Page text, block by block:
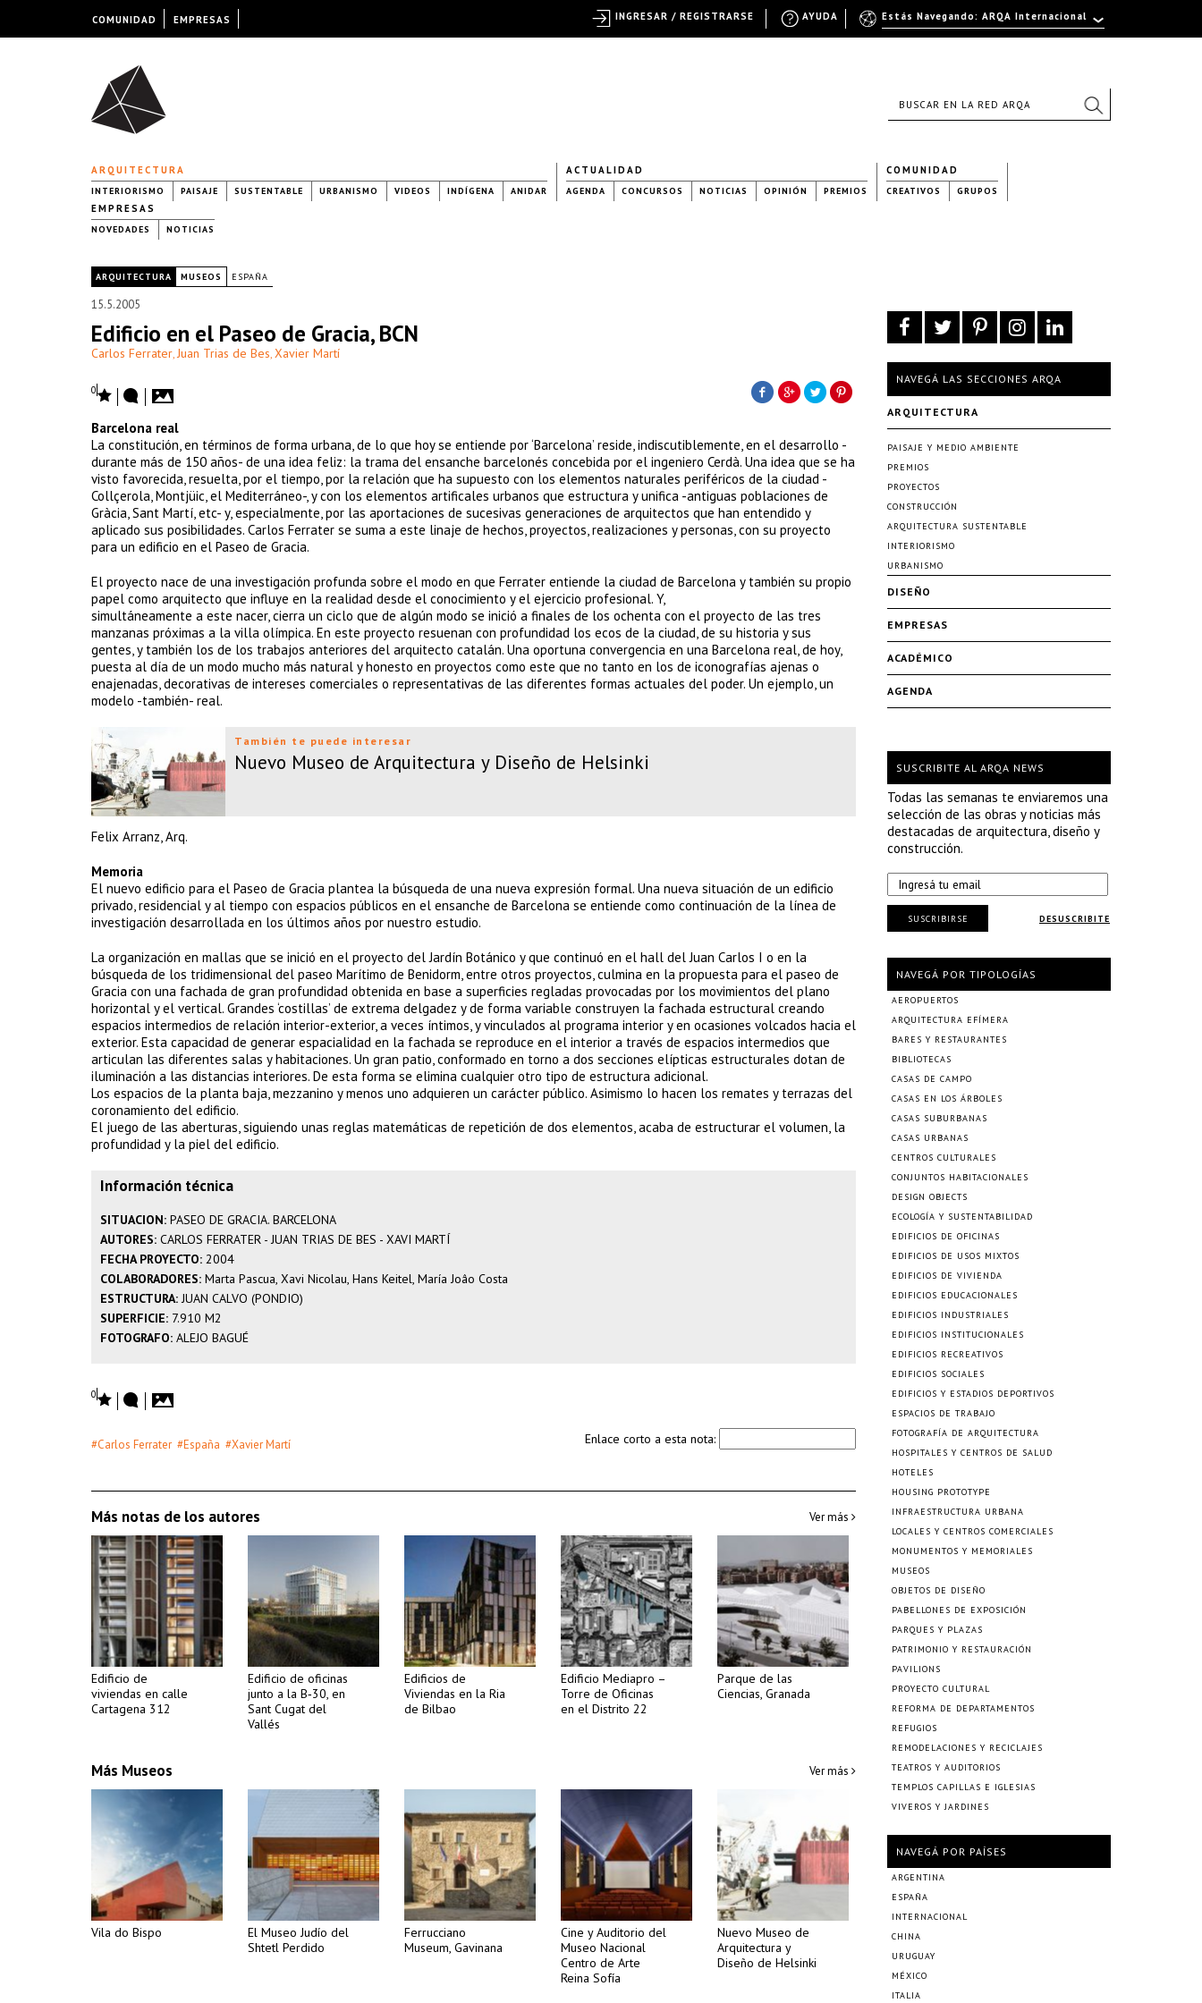
ARQUITECTURA
INTERIORISMO PAISAJE SUSTENTABLE URBANISMO VIDEOS INDÍGENA ANIDAR
ACTUALIDAD
AGENDA CONCURSOS NOTICIAS OPINIÓN PREMIOS
COMUNIDAD
CREATIVOS GRUPOS
EMPRESAS
NOVEDADES NOTICIAS
ARQUITECTURA MUSEOS ESPAÑA
15.5.2005
Edificio en el Paseo de Gracia, BCN
Carlos Ferrater, Juan Trias de Bes, Xavier Martí
0
Barcelona real
La constitución, en términos de forma urbana, de lo que hoy se entiende por ‘Barcelona’ reside, indiscutiblemente, en el desarrollo -
durante más de 150 años- de una idea feliz: la trama del ensanche barcelonés concebida por el ingeniero Cerdà. Una idea que se ha
visto favorecida, resuelta, por el tiempo, por la relación que ha supuesto con los elementos naturales periféricos de la ciudad -
Collçerola, Montjüic, el Mediterráneo-, y con los elementos artificales urbanos que estructura y unifica -antiguas poblaciones de
Gràcia, Sant Martí, etc- y, especialmente, por las aportaciones de sucesivas generaciones de arquitectos que han entendido y
aplicado sus posibilidades. Carlos Ferrater se suma a este linaje de hechos, proyectos, realizaciones y personas, con su proyecto
para un edificio en el Paseo de Gracia.
El proyecto nace de una investigación profunda sobre el modo en que Ferrater entiende la ciudad de Barcelona y también su propio
papel como arquitecto que influye en la realidad desde el conocimiento y el ejercicio profesional. Y,
simultáneamente a este nacer, cierra un ciclo que de algún modo se inició a finales de los ochenta con el proyecto de las tres
manzanas próximas a la villa olímpica. En este proyecto resuenan con profundidad los ecos de la ciudad, de su historia y sus
gentes, y también los de los trabajos anteriores del arquitecto catalán. Una oportuna convergencia en una Barcelona real, de hoy,
puesta al día de un modo mucho más natural y honesto en proyectos como este que no tanto en los de iconografías ajenas o
enajenadas, decorativas de intereses comerciales o representativas de las diferentes formas actuales del poder. Un ejemplo, un
modelo -también- real.
También te puede interesar
Nuevo Museo de Arquitectura y Diseño de Helsinki
Felix Arranz, Arq.
Memoria
El nuevo edificio para el Paseo de Gracia plantea la búsqueda de una nueva expresión formal. Una nueva situación de un edificio
privado, residencial y al tiempo con espacios públicos en el ensanche de Barcelona se entiende como continuación de la línea de
investigación desarrollada en los últimos años por nuestro estudio.
La organización en mallas que se inició en el proyecto del Jardín Botánico y que continuó en el hall del Juan Carlos I o en la
búsqueda de los tridimensional del paseo Marítimo de Benidorm, entre otros proyectos, culmina en la propuesta para el paseo de
Gracia con una fachada de gran profundidad obtenida en base a superficies regladas provocadas por los movimientos del plano
horizontal y el vertical. Grandes ‘costillas’ de extrema delgadez y de forma variable construyen la fachada estructural creando
espacios intermedios de relación interior-exterior, a veces íntimos, y vinculados al programa interior y en ocasiones volcados hacia el
exterior. Esta capacidad de generar espacialidad en la fachada se reproduce en el interior a través de espacios intermedios que
articulan las diferentes salas y habitaciones. Un gran patio, conformado en torno a dos secciones elípticas estructurales dotan de
iluminación a las distancias interiores. De esta forma se elimina cualquier otro tipo de estructura adicional.
Los espacios de la planta baja, mezzanino y menos uno adquieren un carácter público. Asimismo lo hacen los remates y terrazas del
coronamiento del edificio.
El juego de las aberturas, siguiendo unas reglas matemáticas de repetición de dos elementos, acaba de estructurar el volumen, la
profundidad y la piel del edificio.
Información técnica
SITUACION: PASEO DE GRACIA. BARCELONA
AUTORES: CARLOS FERRATER - JUAN TRIAS DE BES - XAVI MARTÍ
FECHA PROYECTO: 2004
COLABORADORES: Marta Pascua, Xavi Nicolau, Hans Keitel, María Joâo Costa
ESTRUCTURA:JUAN CALVO (PONDIO)
SUPERFICIE: 7.910 M2
FOTOGRAFO: ALEJO BAGUÉ
0
#Carlos Ferrater #España #Xavier Martí Enlace corto a esta nota:
Más notas de los autores Ver más
Edificio de
viviendas en calle
Cartagena 312
Edificio de oficinas
junto a la B‐30, en
Sant Cugat del
Vallés
Edificios de
Viviendas en la Ria
de Bilbao
Edificio Mediapro –
Torre de Oficinas
en el Distrito 22
Parque de las
Ciencias, Granada
Más Museos Ver más
Vila do Bispo
El Museo Judío del
Shtetl Perdido
Ferrucciano
Museum, Gavinana
Cine y Auditorio del
Museo Nacional
Centro de Arte
Reina Sofía
Nuevo Museo de
Arquitectura y
Diseño de Helsinki
NAVEGÁ LAS SECCIONES ARQA
ARQUITECTURA
PAISAJE Y MEDIO AMBIENTE
PREMIOS
PROYECTOS
CONSTRUCCIÓN
ARQUITECTURA SUSTENTABLE
INTERIORISMO
URBANISMO
DISEÑO
EMPRESAS
ACADÉMICO
AGENDA
SUSCRIBITE AL ARQA NEWS
Todas las semanas te enviaremos una
selección de las obras y noticias más
destacadas de arquitectura, diseño y
construcción.
DESUSCRIBITE
SUSCRIBIRSE
NAVEGÁ POR TIPOLOGÍAS
AEROPUERTOS
ARQUITECTURA EFÍMERA
BARES Y RESTAURANTES
BIBLIOTECAS
CASAS DE CAMPO
CASAS EN LOS ÁRBOLES
CASAS SUBURBANAS
CASAS URBANAS
CENTROS CULTURALES
CONJUNTOS HABITACIONALES
DESIGN OBJECTS
ECOLOGÍA Y SUSTENTABILIDAD
EDIFICIOS DE OFICINAS
EDIFICIOS DE USOS MIXTOS
EDIFICIOS DE VIVIENDA
EDIFICIOS EDUCACIONALES
EDIFICIOS INDUSTRIALES
EDIFICIOS INSTITUCIONALES
EDIFICIOS RECREATIVOS
EDIFICIOS SOCIALES
EDIFICIOS Y ESTADIOS DEPORTIVOS
ESPACIOS DE TRABAJO
FOTOGRAFÍA DE ARQUITECTURA
HOSPITALES Y CENTROS DE SALUD
HOTELES
HOUSING PROTOTYPE
INFRAESTRUCTURA URBANA
LOCALES Y CENTROS COMERCIALES
MONUMENTOS Y MEMORIALES
MUSEOS
OBJETOS DE DISEÑO
PABELLONES DE EXPOSICIÓN
PARQUES Y PLAZAS
PATRIMONIO Y RESTAURACIÓN
PAVILIONS
PROYECTO CULTURAL
REFORMA DE DEPARTAMENTOS
REFUGIOS
REMODELACIONES Y RECICLAJES
TEATROS Y AUDITORIOS
TEMPLOS CAPILLAS E IGLESIAS
VIVEROS Y JARDINES
NAVEGÁ POR PAÍSES
ARGENTINA
ESPAÑA
INTERNACIONAL
CHINA
URUGUAY
MÉXICO
ITALIA
COMUNIDAD EMPRESAS Estás Navegando: ARQA Internacional
AYUDA
INGRESAR / REGISTRARSE